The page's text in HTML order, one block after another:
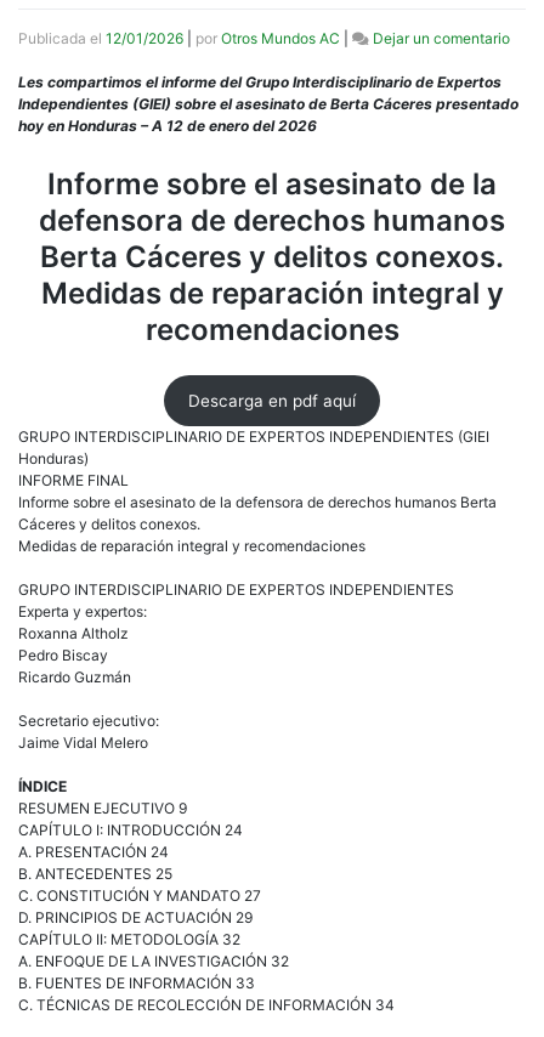
Publicada el 12/01/2026 por Otros Mundos AC Dejar un comentarioen
Les compartimos el informe del Grupo Interdisciplinario de Expertos
Independientes (GIEI) sobre el asesinato de Berta Cáceres presentado
hoy en Honduras – A 12 de enero del 2026
Informe sobre el asesinato de la
defensora de derechos humanos
Berta Cáceres y delitos conexos.
Medidas de reparación integral y
recomendaciones
Descarga en pdf aquí
GRUPO INTERDISCIPLINARIO DE EXPERTOS INDEPENDIENTES (GIEI
Honduras)
INFORME FINAL
Informe sobre el asesinato de la defensora de derechos humanos Berta
Cáceres y delitos conexos.
Medidas de reparación integral y recomendaciones
GRUPO INTERDISCIPLINARIO DE EXPERTOS INDEPENDIENTES
Experta y expertos:
Roxanna Altholz
Pedro Biscay
Ricardo Guzmán
Secretario ejecutivo:
Jaime Vidal Melero
ÍNDICE
RESUMEN EJECUTIVO 9
CAPÍTULO I: INTRODUCCIÓN 24
A. PRESENTACIÓN 24
B. ANTECEDENTES 25
C. CONSTITUCIÓN Y MANDATO 27
D. PRINCIPIOS DE ACTUACIÓN 29
CAPÍTULO II: METODOLOGÍA 32
A. ENFOQUE DE LA INVESTIGACIÓN 32
B. FUENTES DE INFORMACIÓN 33
C. TÉCNICAS DE RECOLECCIÓN DE INFORMACIÓN 34